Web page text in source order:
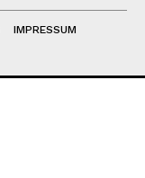
IMPRESSUM